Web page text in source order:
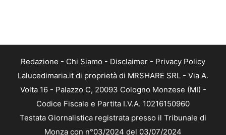
Redazione - Chi Siamo - Disclaimer - Privacy Policy
Lalucedimaria.it di proprietà di MRSHARE SRL - Via A.
Volta 16 - Palazzo C, 20093 Cologno Monzese (MI) -
Codice Fiscale e Partita I.V.A. 10216150960
Testata Giornalistica registrata presso il Tribunale di
Monza con n°03/2024 del 03/07/2024